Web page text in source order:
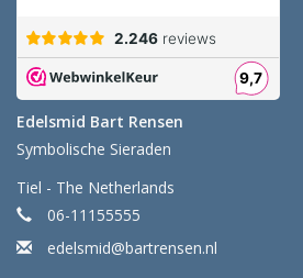
Edelsmid Bart Rensen
Symbolische Sieraden
Tiel - The Netherlands
06-11155555
edelsmid@bartrensen.nl